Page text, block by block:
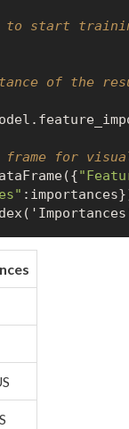
to start
of the
frame for